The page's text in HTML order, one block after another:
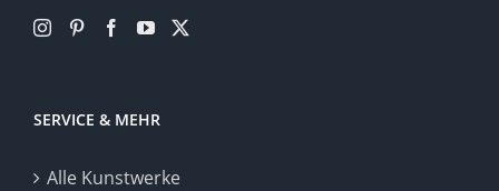
SERVICE & MEHR
Alle Kunstwerke